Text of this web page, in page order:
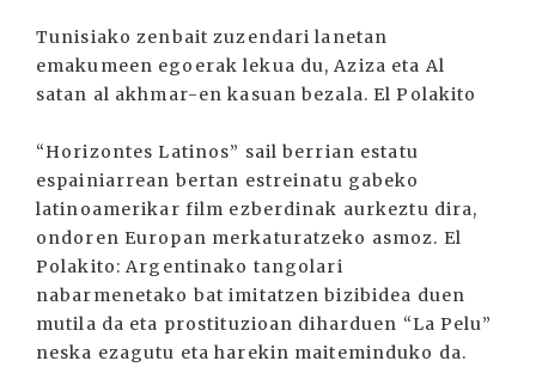
Tunisiako zenbait zuzendari lanetan
emakumeen egoerak lekua du, Aziza eta Al
satan al akhmar-en kasuan bezala. El Polakito
“Horizontes Latinos” sail berrian estatu
espainiarrean bertan estreinatu gabeko
latinoamerikar film ezberdinak aurkeztu dira,
ondoren Europan merkaturatzeko asmoz. El
Polakito: Argentinako tangolari
nabarmenetako bat imitatzen bizibidea duen
mutila da eta prostituzioan diharduen “La Pelu”
neska ezagutu eta harekin maiteminduko da.